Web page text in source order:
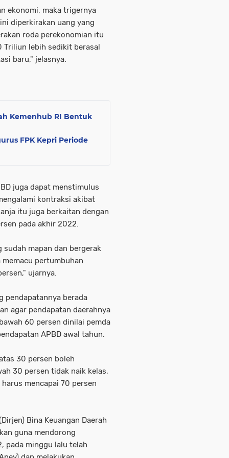
ekonomi, maka trigernya
diperkirakan uang yang
roda perekonomian itu
Triliun lebih sedikit berasal
baru," jelasnya.
Kemenhub RI Bentuk
FPK Kepri Periode
juga dapat menstimulus
kontraksi akibat
itu juga berkaitan dengan
pada akhir 2022.
mapan dan bergerak
pertumbuhan
ujarnya.
pendapatannya berada
agar pendapatan daerahnya
60 persen dinilai pemda
APBD awal tahun.
30 persen boleh
30 persen tidak naik kelas,
mencapai 70 persen
Bina Keuangan Daerah
guna mendorong
pada minggu lalu telah